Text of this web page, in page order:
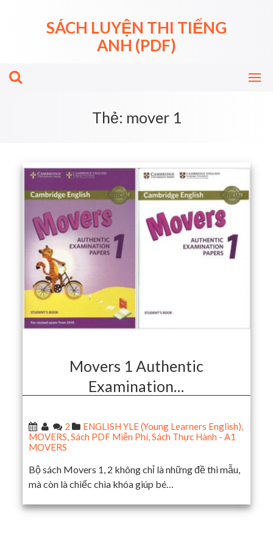
SÁCH LUYỆN THI TIẾNG
ANH (PDF)
Thẻ: mover 1
Movers 1 Authentic
Examination…
2 ENGLISH YLE (Young Learners English),
MOVERS,Sách PDF Miễn Phí,Sách Thực Hành - A1
MOVERS
Bộ sách Movers 1, 2 không chỉ là những đề thi mẫu,
mà còn là chiếc chìa khóa giúp bé…